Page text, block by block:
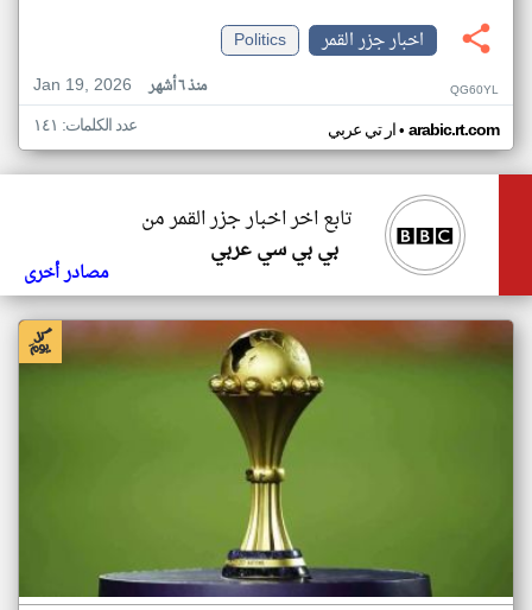
اخبار جزر القمر
Politics
Jan 19, 2026
منذ ٦ أشهر QG60YL
ار تي عربي• arabic.rt.com عدد الكلمات: ١٤١
تابع اخر اخبار جزر القمر من
بي بي سي عربي
مصادر أخرى